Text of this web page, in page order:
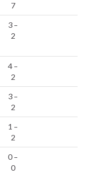
7
3 –
2
4 –
2
3 –
2
1 –
2
0 –
0